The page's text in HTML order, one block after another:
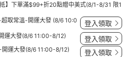
抵】下單滿$99+折20點贈中美式(8/1-8/31 限1
取常溫-開運大發 (8/6 10:0
登入領取
運大發(8/6 11:00-8/12) 登入領取
運大發(8/6 11:00-8/12) 登入領取